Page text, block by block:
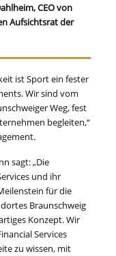
CEO von
Aufsichtsrat der
ist Sport ein fester
Wir sind vom
Weg, fest
begleiten,“
sagt: „Die
und ihr
für die
Braunschweig
Konzept. Wir
Services
zu wissen, mit